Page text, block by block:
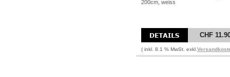
200cm, weiss
CHF
( inkl. 8.1 % MwSt. exkl.